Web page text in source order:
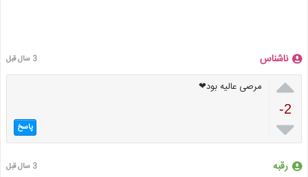
ناشناس 3 سال قبل

-2

مرصی عالیه بود❤
پاسخ
رقبه 3 سال قبل